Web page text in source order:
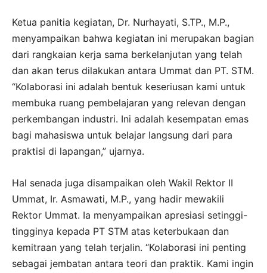
Ketua panitia kegiatan, Dr. Nurhayati, S.TP., M.P.,
menyampaikan bahwa kegiatan ini merupakan bagian
dari rangkaian kerja sama berkelanjutan yang telah
dan akan terus dilakukan antara Ummat dan PT. STM.
“Kolaborasi ini adalah bentuk keseriusan kami untuk
membuka ruang pembelajaran yang relevan dengan
perkembangan industri. Ini adalah kesempatan emas
bagi mahasiswa untuk belajar langsung dari para
praktisi di lapangan,” ujarnya.
Hal senada juga disampaikan oleh Wakil Rektor II
Ummat, Ir. Asmawati, M.P., yang hadir mewakili
Rektor Ummat. Ia menyampaikan apresiasi setinggi-
tingginya kepada PT STM atas keterbukaan dan
kemitraan yang telah terjalin. “Kolaborasi ini penting
sebagai jembatan antara teori dan praktik. Kami ingin